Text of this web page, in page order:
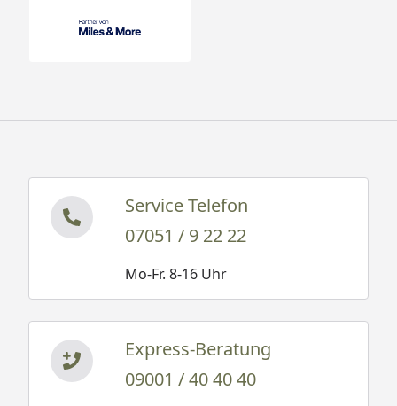
Service Telefon
07051 / 9 22 22
Mo-Fr. 8-16 Uhr
Express-Beratung
09001 / 40 40 40